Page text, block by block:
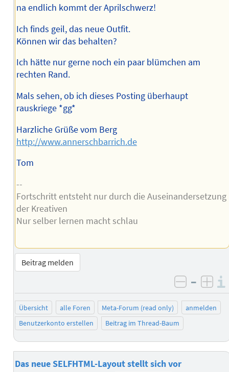
na endlich kommt der Aprilschwerz!
Ich finds geil, das neue Outfit.
Können wir das behalten?
Ich hätte nur gerne noch ein paar blümchen am
rechten Rand.
Mals sehen, ob ich dieses Posting überhaupt
rauskriege *gg*
Harzliche Grüße vom Berg
http://www.annerschbarrich.de
Tom
--
Fortschritt entsteht nur durch die Auseinandersetzung
der Kreativen
Nur selber lernen macht schlau
Beitrag melden
negativ
–
Übersicht alle Foren Meta-Forum (read only)
anmelden
Benutzerkonto erstellen
Beitrag im Thread-Baum
Das neue SELFHTML-Layout stellt sich vor